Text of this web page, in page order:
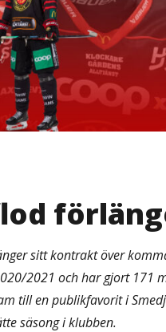
sitt kontrakt över
2021 och har gjort 171
till en publikfavorit i
säsong i klubben.